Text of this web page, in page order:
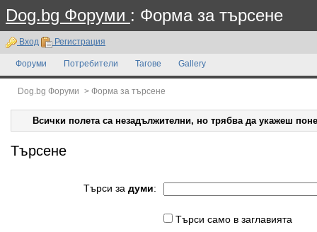
Dog.bg Форуми : Форма за търсене
Вход Регистрация
Форуми Потребители Тагове Gallery
Dog.bg Форуми > Форма за търсене
Всички полета са незадължителни, но трябва да укажеш
Търсене
Търси за думи:
Търси само в заглавията